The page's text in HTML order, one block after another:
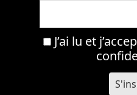
J’ai lu et